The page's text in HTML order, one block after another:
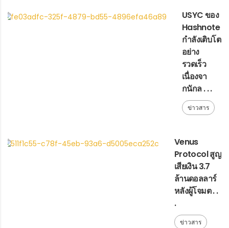
USYC ของ
Hashnote
กำลังเติบโต
อย่าง
รวดเร็ว
เนื่องจา
กนักล . . .
ข่าวสาร
Venus
Protocol สูญ
เสียเงิน 3.7
ล้านดอลลาร์
หลังผู้โจมต . .
.
ข่าวสาร